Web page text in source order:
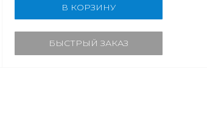
В КОРЗИНУ
БЫСТРЫЙ ЗАКАЗ